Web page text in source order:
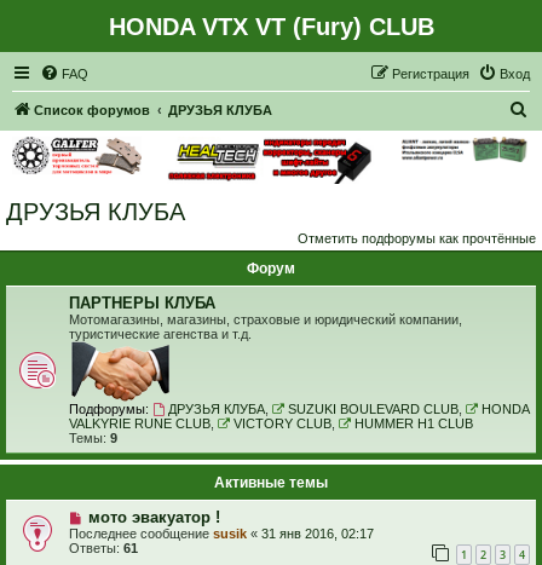
HONDA VTX VT (Fury) CLUB
FAQ Вход
Регистрация
Список форумов ДРУЗЬЯ КЛУБА
ДРУЗЬЯ КЛУБА
Отметить подфорумы как прочтённые
Форум
ПАРТНЕРЫ КЛУБА
Мотомагазины, магазины, страховые и юридический компании,
туристические агенства и т.д.
Подфорумы: ДРУЗЬЯ КЛУБА, SUZUKI BOULEVARD CLUB,
HONDA
VALKYRIE RUNE CLUB
VICTORY CLUB,
HUMMER H1 CLUB
Темы: 9
Активные темы
мото эвакуатор !
Последнее сообщение susik « 31 янв 2016, 02:17
Ответы: 61 1 2 3 4